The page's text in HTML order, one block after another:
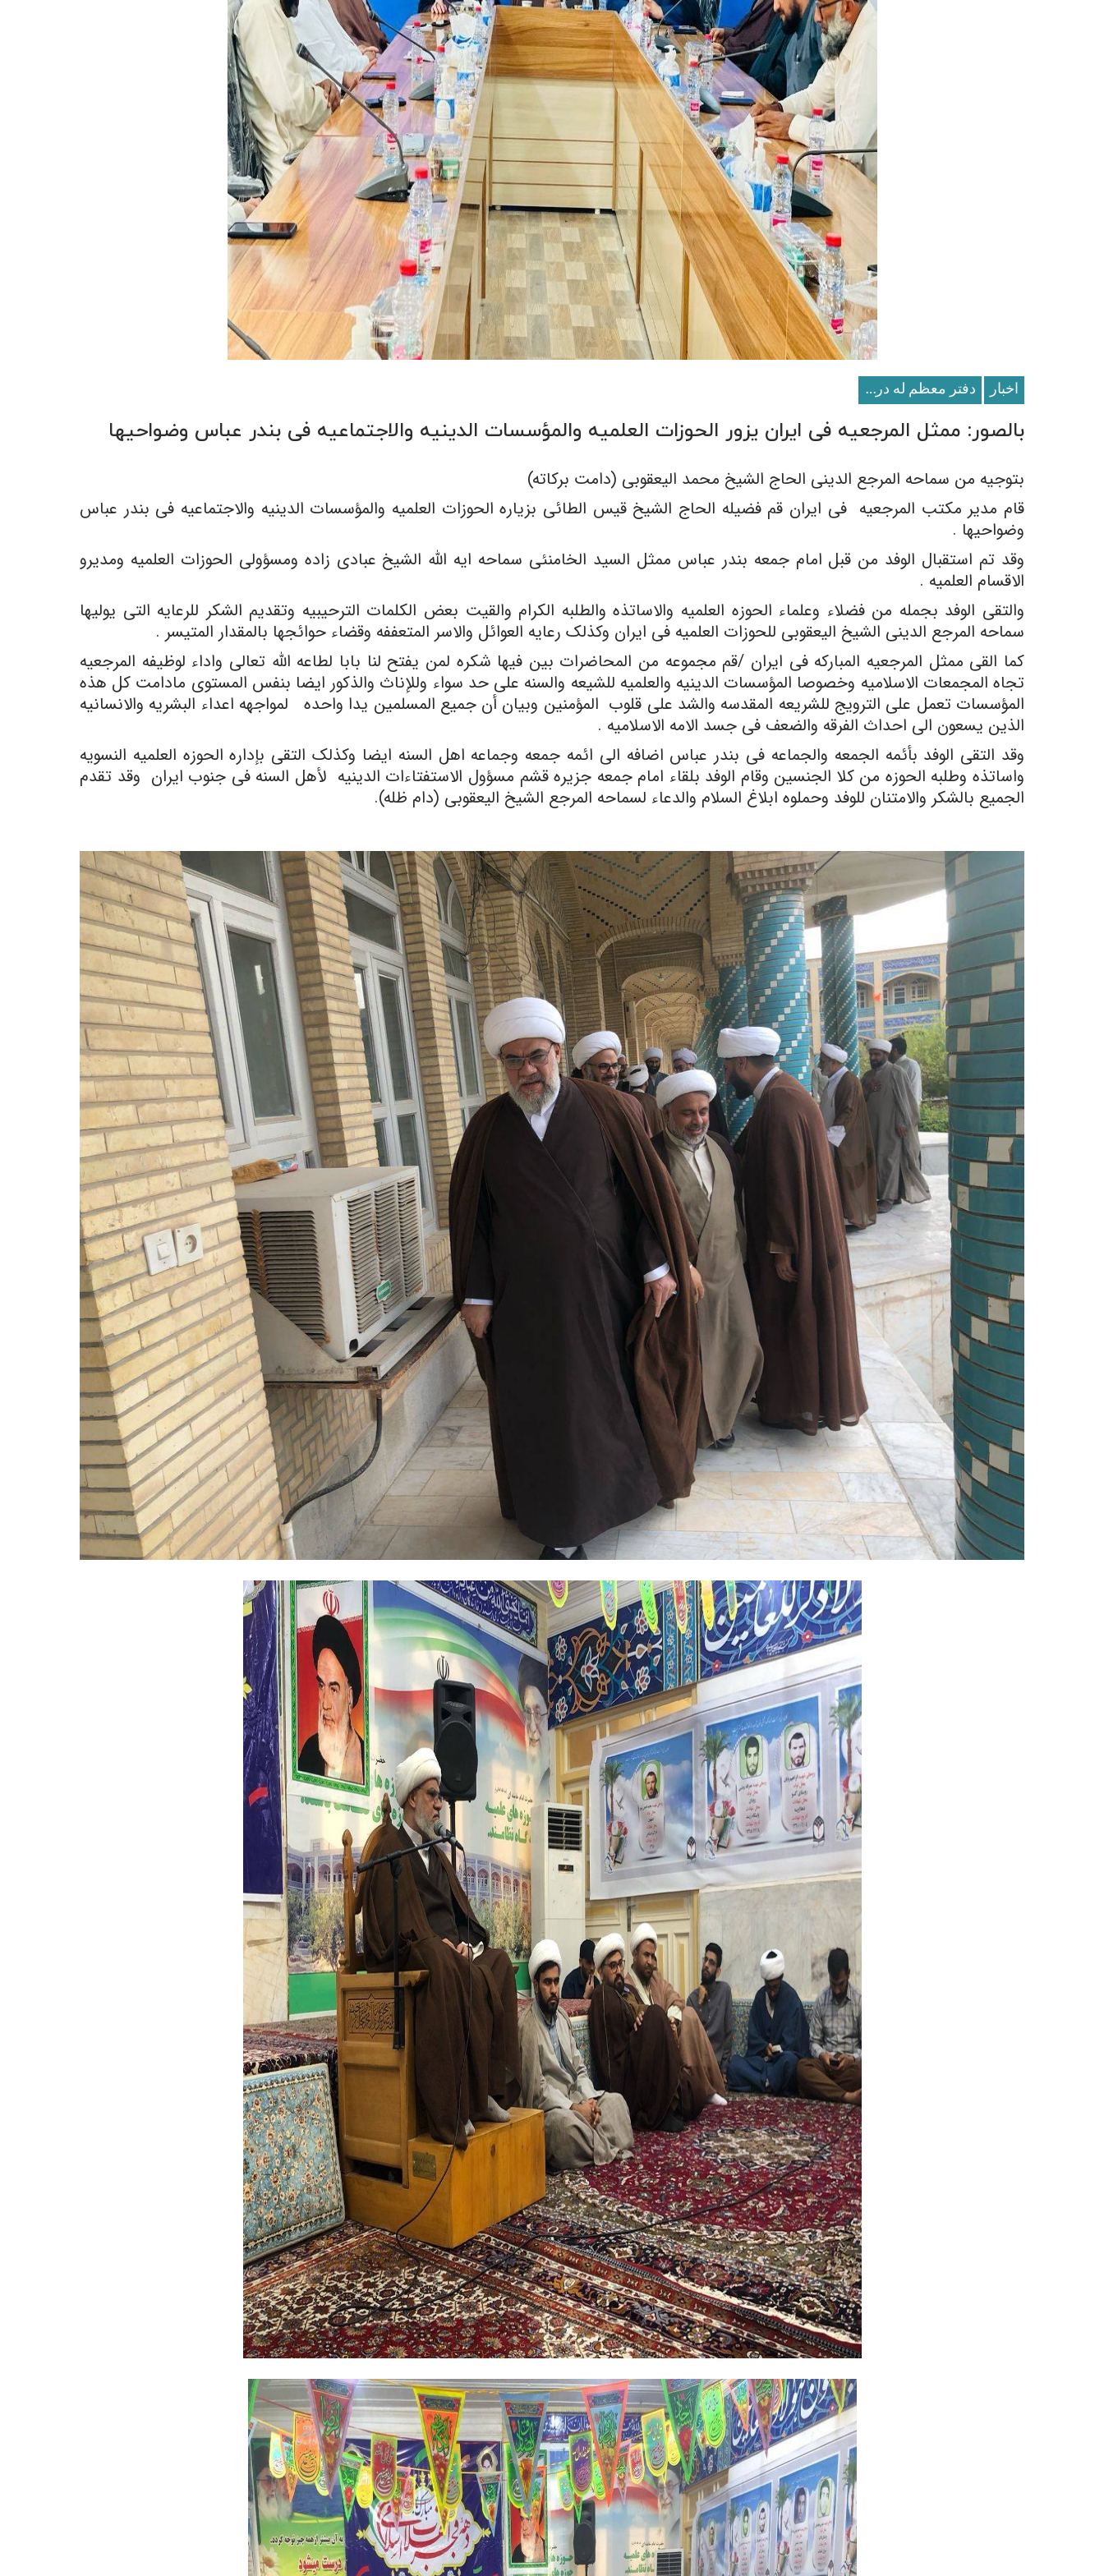
اخبار دفتر معظم له در قم
بالصور: ممثل المرجعیه فی ایران یزور الحوزات العلمیه والمؤسسات الدینیه والاجتماعیه فی بندر عباس وضواحیها
بتوجیه من سماحه المرجع الدینی الحاج الشیخ محمد الیعقوبی (دامت برکاته)
قام مدیر مکتب المرجعیه فی ایران قم فضیله الحاج الشیخ قیس الطائی بزیاره الحوزات العلمیه والمؤسسات الدینیه والاجتماعیه فی بندر عباس
وضواحیها .
وقد تم استقبال الوفد من قبل امام جمعه بندر عباس ممثل السید الخامنئی سماحه ایه الله الشیخ عبادی زاده ومسؤولی الحوزات العلمیه ومدیرو
الاقسام العلمیه .
والتقى الوفد بجمله من فضلاء وعلماء الحوزه العلمیه والاساتذه والطلبه الکرام والقیت بعض الکلمات الترحیبیه وتقدیم الشکر للرعایه التی یولیها
سماحه المرجع الدینی الشیخ الیعقوبی للحوزات العلمیه فی ایران وکذلک رعایه العوائل والاسر المتعففه وقضاء حوائجها بالمقدار المتیسر .
کما القى ممثل المرجعیه المبارکه فی ایران /قم مجموعه من المحاضرات بین فیها شکره لمن یفتح لنا بابا لطاعه الله تعالى واداء لوظیفه المرجعیه
تجاه المجمعات الاسلامیه وخصوصا المؤسسات الدینیه والعلمیه للشیعه والسنه على حد سواء وللإناث والذکور ایضا بنفس المستوى مادامت کل هذه
المؤسسات تعمل على الترویج للشریعه المقدسه والشد على قلوب المؤمنین وبیان أن جمیع المسلمین یدا واحده لمواجهه اعداء البشریه والانسانیه
الذین یسعون الى احداث الفرقه والضعف فی جسد الامه الاسلامیه .
وقد التقى الوفد بأئمه الجمعه والجماعه فی بندر عباس اضافه الى ائمه جمعه وجماعه اهل السنه ایضا وکذلک التقى بإداره الحوزه العلمیه النسویه
واساتذه وطلبه الحوزه من کلا الجنسین وقام الوفد بلقاء امام جمعه جزیره قشم مسؤول الاستفتاءات الدینیه لأهل السنه فی جنوب ایران وقد تقدم
الجمیع بالشکر والامتنان للوفد وحملوه ابلاغ السلام والدعاء لسماحه المرجع الشیخ الیعقوبی (دام ظله).